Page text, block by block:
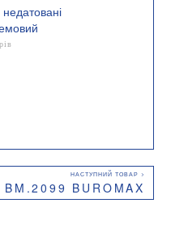
BUROMAX